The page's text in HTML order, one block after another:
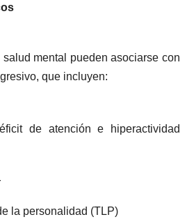
mental pueden asociarse con
que incluyen:
de atención e hiperactividad
la personalidad (TLP)